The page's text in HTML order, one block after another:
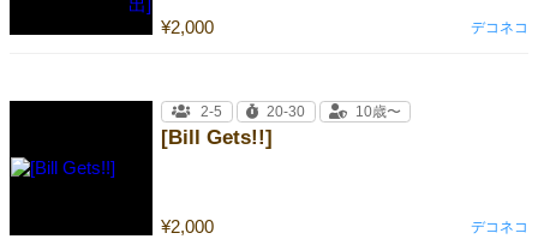
¥2,000 デコネコ
[Bill Gets!!]
¥2,000
2-5 20-30 10歳〜
デコネコ